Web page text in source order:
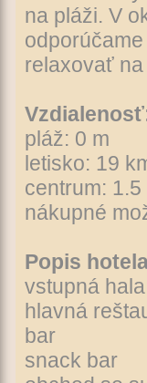
na pláži. V
relaxovať
pláž: 0 m
letisko: 19
centrum: 1.5
nákupné
Popis
vstupná
hlavná
bar
snack bar